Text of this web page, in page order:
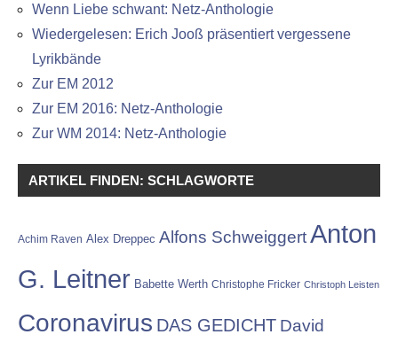
Wenn Liebe schwant: Netz-Anthologie
Wiedergelesen: Erich Jooß präsentiert vergessene
Lyrikbände
Zur EM 2012
Zur EM 2016: Netz-Anthologie
Zur WM 2014: Netz-Anthologie
ARTIKEL FINDEN: SCHLAGWORTE
Achim Raven Alex Dreppec Alfons Schweiggert Anton
G. Leitner Babette Werth Christophe Fricker Christoph Leisten
Coronavirus DAS GEDICHT David